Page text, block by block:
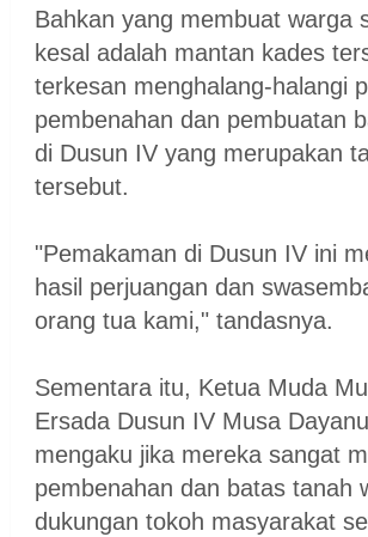
Bahkan yang membuat warga
kesal adalah mantan kades
terkesan menghalang-halangi
pembenahan dan pembuatan
di Dusun IV yang merupakan
tersebut.
"Pemakaman di Dusun IV ini
hasil perjuangan dan
orang tua kami," tandasnya.
Sementara itu, Ketua Muda
Ersada Dusun IV Musa
mengaku jika mereka sangat
pembenahan dan batas tanah
dukungan tokoh masyarakat